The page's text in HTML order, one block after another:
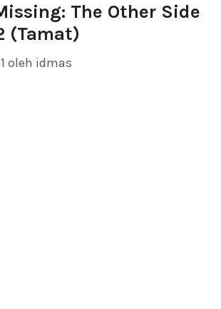
The Other Side
(Tamat)
oleh idmas